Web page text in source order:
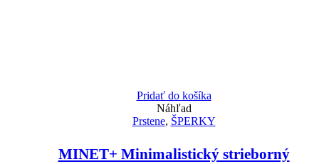
Pridať do košíka
Náhľad
Prstene, ŠPERKY
MINET+ Minimalistický strieborný